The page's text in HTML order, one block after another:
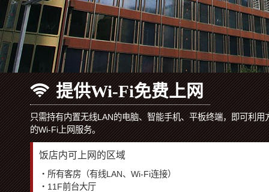
提供Wi-Fi免费上网
只需持有内置无线LAN的电脑、智能手机、平板终端，即可利用
的Wi-Fi上网服务。
饭店内可上网的区域
・所有客房（有线LAN、Wi-Fi连接）
・11F前台大厅